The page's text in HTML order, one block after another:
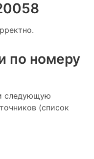
по номеру
следующую
(список